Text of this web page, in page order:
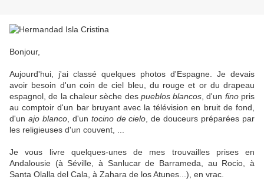
Bonjour,
Aujourd'hui, j'ai classé quelques photos d'Espagne. Je devais
avoir besoin d'un coin de ciel bleu, du rouge et or du drapeau
espagnol, de la chaleur sèche des pueblos blancos , d'un finopris
au comptoir d'un bar bruyant avec la télévision en bruit de fond,
d'un ajo blanco, d'un tocino de cielo , de douceurs préparées par
les religieuses d'un couvent, ...
Je vous livre quelques-unes de mes trouvailles prises en
Andalousie (à Séville, à Sanlucar de Barrameda, au Rocio, à
Santa Olalla del Cala, à Zahara de los Atunes...), en vrac.